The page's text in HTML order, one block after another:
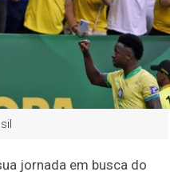
jornada em busca do